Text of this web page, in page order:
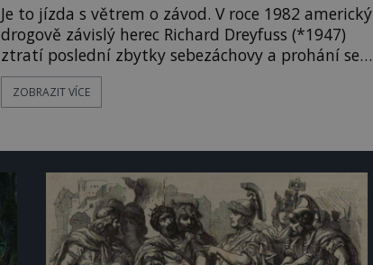
Je to jízda s větrem o závod. V roce 1982 americký
drogově závislý herec Richard Dreyfuss (*1947)
ztratí poslední zbytky sebezáchovy a prohání se
po silnicích ve svém mercedesu jako utržený ze
řetězu. Vše vyvrcholí katastrofou, když to
Tímto momentem se slavnému
ZOBRAZIT VÍCE